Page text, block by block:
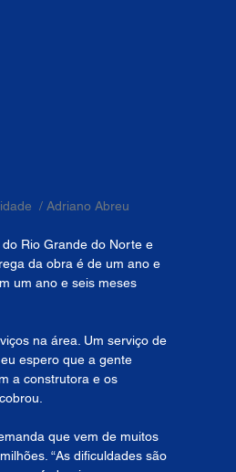
/ Adriano Abreu
Rio Grande do Norte e
da obra é de um ano e
um ano e seis meses
na área. Um serviço de
espero que a gente
a construtora e os
que vem de muitos
“As dificuldades são